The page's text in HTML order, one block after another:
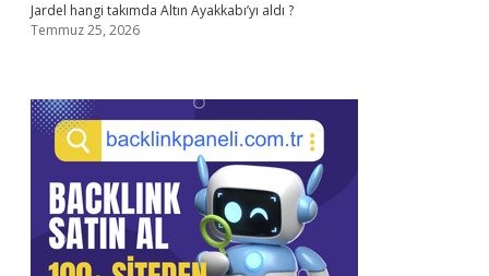
Jardel hangi takımda Altın Ayakkabı’yı aldı ?
Temmuz 25, 2026